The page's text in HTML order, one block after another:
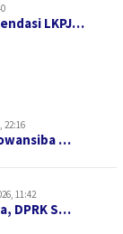
LKPJ…
22:16
…
11:42
DPRK S…